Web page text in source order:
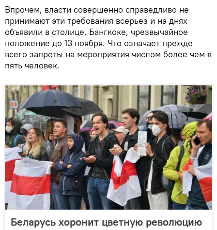
Впрочем, власти совершенно справедливо не
принимают эти требования всерьез и на днях
объявили в столице, Бангкоке, чрезвычайное
положение до 13 ноября. Что означает прежде
всего запреты на мероприятия числом более чем в
пять человек.
Беларусь хоронит цветную революцию